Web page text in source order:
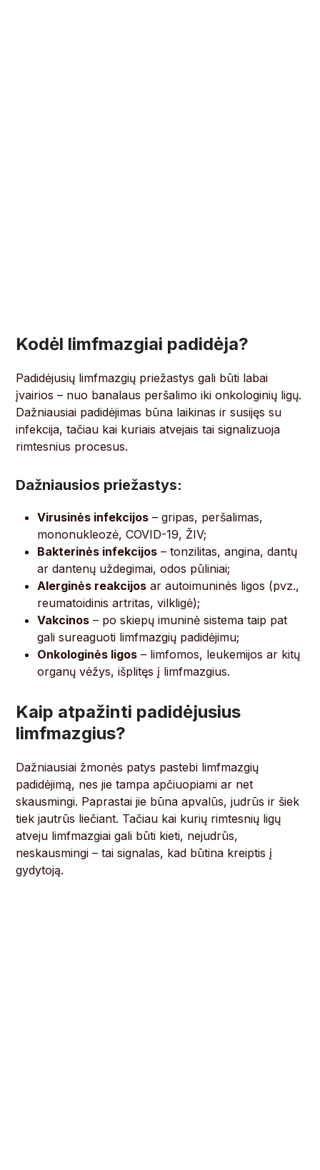
Kodėl limfmazgiai padidėja?
Padidėjusių limfmazgių priežastys gali būti labai
įvairios – nuo banalaus peršalimo iki onkologinių ligų.
Dažniausiai padidėjimas būna laikinas ir susijęs su
infekcija, tačiau kai kuriais atvejais tai signalizuoja
rimtesnius procesus.
Dažniausios priežastys:
Virusinės infekcijos – gripas, peršalimas,
mononukleozė, COVID-19, ŽIV;
Bakterinės infekcijos – tonzilitas, angina, dantų
ar dantenų uždegimai, odos pūliniai;
Alerginės reakcijos ar autoimuninės ligos (pvz.,
reumatoidinis artritas, vilkligė);
Vakcinos – po skiepų imuninė sistema taip pat
gali sureaguoti limfmazgių padidėjimu;
Onkologinės ligos – limfomos, leukemijos ar kitų
organų vėžys, išplitęs į limfmazgius.
Kaip atpažinti padidėjusius
limfmazgius?
Dažniausiai žmonės patys pastebi limfmazgių
padidėjimą, nes jie tampa apčiuopiami ar net
skausmingi. Paprastai jie būna apvalūs, judrūs ir šiek
tiek jautrūs liečiant. Tačiau kai kurių rimtesnių ligų
atveju limfmazgiai gali būti kieti, nejudrūs,
neskausmingi – tai signalas, kad būtina kreiptis į
gydytoją.